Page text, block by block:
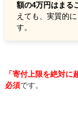
額の4万円はまる
えても、実質的
す。
「寄付上限を絶対
必須です。